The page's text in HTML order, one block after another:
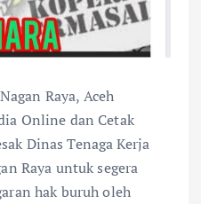
Raya, Aceh
Online dan Cetak
Dinas Tenaga Kerja
Raya untuk segera
hak buruh oleh